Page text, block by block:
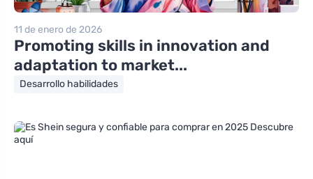
11 de enero de 2026
Promoting skills in innovation and
adaptation to market...
Desarrollo habilidades